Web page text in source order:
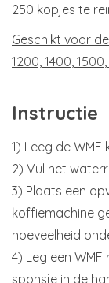
250 kopjes te
Geschikt voor
1200, 1400,
Instructie
1) Leeg de
2) Vul het
3) Plaats een
koffiemachine
hoeveelheid
4) Leg een
sponsje in de